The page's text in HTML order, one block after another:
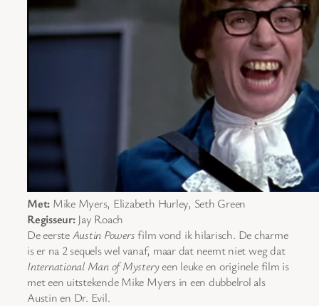
Met: Mike Myers, Elizabeth Hurley, Seth Green
Regisseur:Jay Roach
De eersteAustin Powersfilm vond ik hilarisch. De charme
is er na 2 sequels wel vanaf, maar dat neemt niet weg dat
International Man of Mysteryeen leuke en originele film is
met een uitstekende Mike Myers in een dubbelrol als
Austin en Dr. Evil.